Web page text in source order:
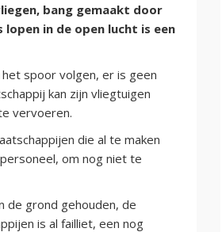
bang gemaakt door
in de open lucht is een
spoor volgen, er is geen
kan zijn vliegtuigen
vervoeren.
die al te maken
om nog niet te
de grond gehouden, de
is al failliet, een nog